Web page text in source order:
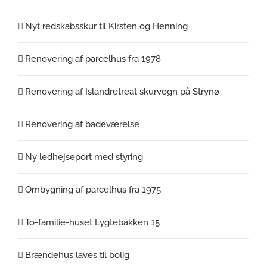
Nyt redskabsskur til Kirsten og Henning
Renovering af parcelhus fra 1978
Renovering af Islandretreat skurvogn på Strynø
Renovering af badeværelse
Ny ledhejseport med styring
Ombygning af parcelhus fra 1975
To-familie-huset Lygtebakken 15
Brændehus laves til bolig